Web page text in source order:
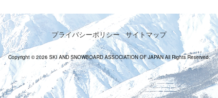
プライバシーポリシー サイトマップ
Copyright © 2026 SKI AND SNOWBOARD ASSOCIATION OF JAPAN All Rights Reserved.